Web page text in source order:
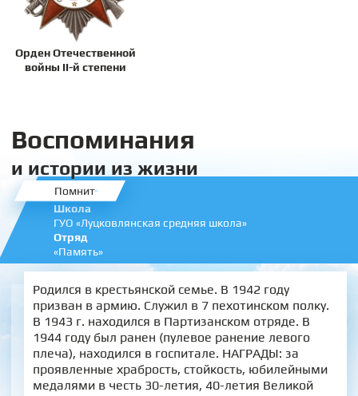
Орден Отечественной
войны II-й степени
Воспоминания
и истории из жизни
Помнит
Школа
ГУО «Луцковлянская средняя школа»
Отряд
«Память»
Родился в крестьянской семье. В 1942 году
призван в армию. Служил в 7 пехотинском полку.
В 1943 г. находился в Партизанском отряде. В
1944 году был ранен (пулевое ранение левого
плеча), находился в госпитале. НАГРАДЫ: за
проявленные храбрость, стойкость, юбилейными
медалями в честь 30-летия, 40-летия Великой